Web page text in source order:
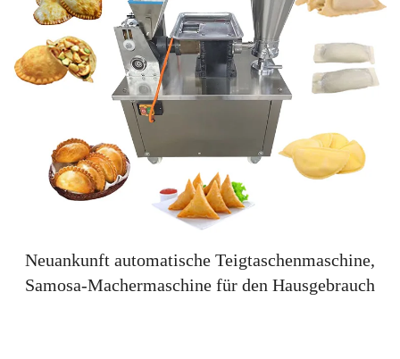
Neuankunft automatische Teigtaschenmaschine,
Samosa-Machermaschine für den Hausgebrauch